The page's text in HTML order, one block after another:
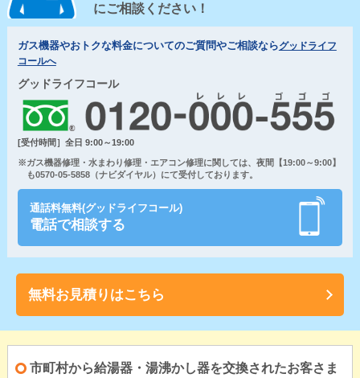
にご相談ください！
ガス機器やおトクな料金についてのご質問やご相談ならグッドライフ
コールへ
グッドライフコール
[受付時間］全日 9:00～19:00
※ガス機器修理・水まわり修理・エアコン修理に関しては、夜間【19:00～9:00】
も0570-05-5858（ナビダイヤル）にて受付しております。
通話料無料(グッドライフコール)
電話で相談する
無料お見積りはこちら
市町村から給湯器・湯沸かし器を交換されたお客さま